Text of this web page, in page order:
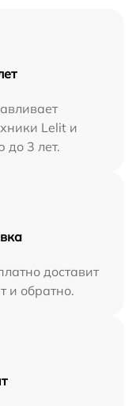
Lelit и
до 3 лет.
доставит
и обратно.